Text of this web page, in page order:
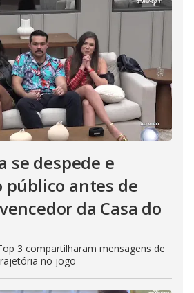
se despede e
público antes de
da Casa do
3 compartilharam mensagens de
no jogo